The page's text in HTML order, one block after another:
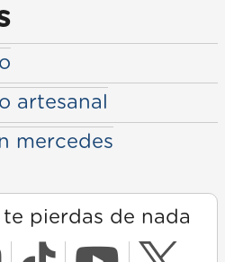
artesanal
mercedes
pierdas de nada